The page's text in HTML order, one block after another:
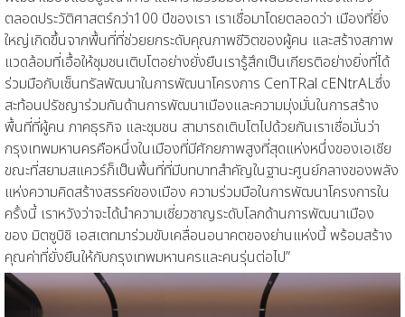
ตลอดประวัติศาสตร์กว่า100 ปีของเรา เราเชื่อมาโดยตลอดว่า เมืองที่ยิ่ง
ใหญ่เกิดขึ้นจากพื้นที่ที่ช่วยยกระดับคุณภาพชีวิตของผู้คน และสร้างสภาพ
แวดล้อมที่เอื้อให้ชุมชนเติบโตอย่างยั่งยืนเรารู้สึกเป็นเกียรติอย่างยิ่งที่ได้
ร่วมมือกับเซ็นทรัลพัฒนาในการพัฒนาโครงการ CenTRal cENtrALซึ่ง
สะท้อนปรัชญาร่วมกันด้านการพัฒนาเมืองและความมุ่งมั่นในการสร้าง
พื้นที่ที่ผู้คน ภาคธุรกิจ และชุมชน สามารถเติบโตไปด้วยกันเราเชื่อมั่นว่า
กรุงเทพมหานครคือหนึ่งในเมืองที่มีศักยภาพสูงที่สุดแห่งหนึ่งของเอเชีย
ขณะที่สยามสแควร์ก็เป็นพื้นที่ที่มีบทบาทสำคัญในฐานะศูนย์กลางของพลัง
แห่งความคิดสร้างสรรค์ของเมือง ความร่วมมือในการพัฒนาโครงการใน
ครั้งนี้ เราหวังว่าจะได้นำความเชี่ยวชาญระดับโลกด้านการพัฒนาเมือง
ของ มิตซูบิชิ เอสเตทมาร่วมขับเคลื่อนอนาคตของย่านแห่งนี้ พร้อมสร้าง
คุณค่าที่ยั่งยืนให้กับกรุงเทพมหานครและคนรุ่นต่อไป”